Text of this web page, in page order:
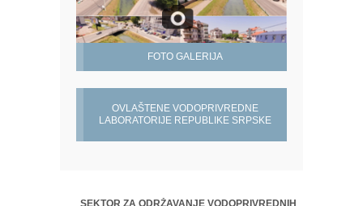
FOTO GALERIJA
OVLAŠTENE VODOPRIVREDNE
LABORATORIJE REPUBLIKE SRPSKE